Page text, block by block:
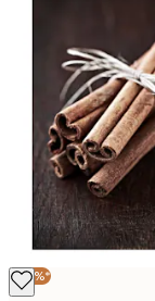
-40%*